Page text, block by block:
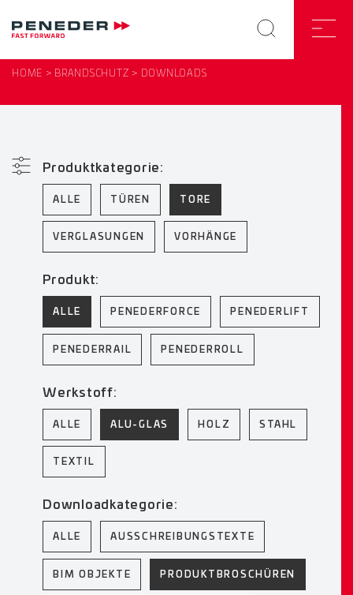
HOME BRANDSCHUTZ DOWNLOADS
Produktkategorie:
ALLE TÜREN TORE
VERGLASUNGEN VORHÄNGE
Produkt:
ALLE PENEDERFORCE PENEDERLIFT
PENEDERRAIL PENEDERROLL
Werkstoff:
ALLE ALU-GLAS HOLZ STAHL
TEXTIL
Downloadkategorie:
ALLE AUSSCHREIBUNGSTEXTE
BIM OBJEKTE PRODUKTBROSCHÜREN